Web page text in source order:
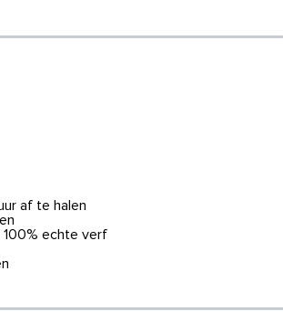
af te halen
100% echte verf